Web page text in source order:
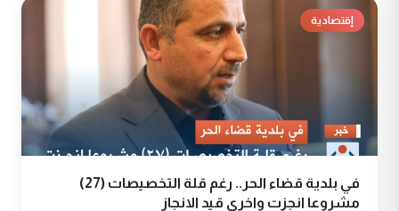
إقتصادية
في بلدية قضاء الحر.. رغم قلة التخصيصات (27)
مشروعا انجزت واخرى قيد الانجاز